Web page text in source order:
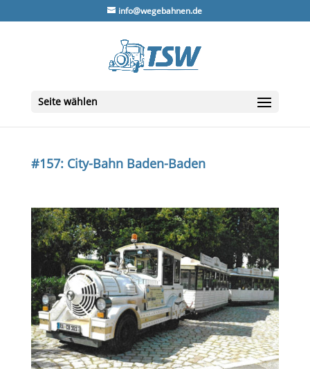
info@wegebahnen.de
Seite wählen
#157: City-Bahn Baden-Baden